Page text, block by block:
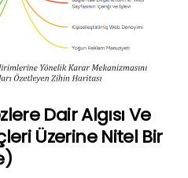
Dair Algısı Ve
Üzerine Nitel Bir